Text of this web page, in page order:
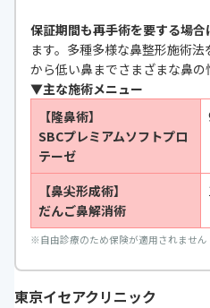
保証期間も再手術を要する場
ます。多種多様な鼻整形施術
から低い鼻までさまざまな鼻の
▼主な施術メニュー
【隆鼻術】
SBCプレミアムソフトプロ
テーゼ
【鼻尖形成術】
だんご鼻解消術
※ 自由診療のため保険が適用されません
東京イセアクリニック